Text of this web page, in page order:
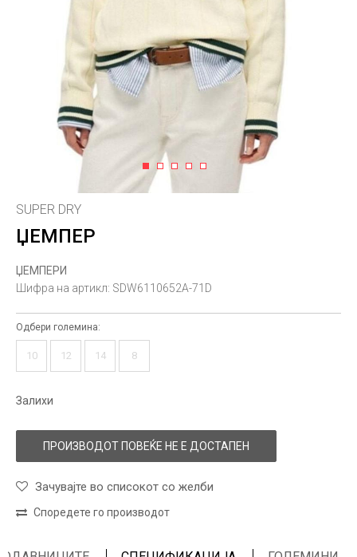
1 2 3 4 5
SUPER DRY
ЏЕМПЕР
ЏЕМПЕРИ
Шифра на артикл: SDW6110652A-71D
Одбери големина:
10 12 14 8
Залихи
ПРОИЗВОДОТ ПОВЕЌЕ НЕ Е ДОСТАПЕН
Зачувајте во списокот со желби
Споредете го производот